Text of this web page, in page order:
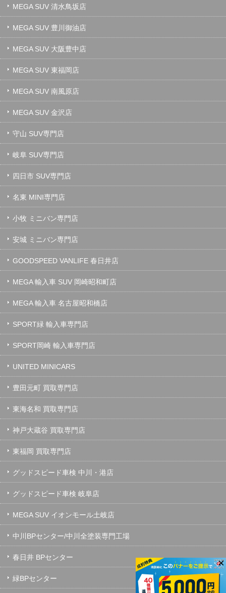
MEGA SUV 清水鳥坂店
MEGA SUV 豊川御油店
MEGA SUV 大阪豊中店
MEGA SUV 東福岡店
MEGA SUV 南風原店
MEGA SUV 金沢店
守山 SUV専門店
岐阜 SUV専門店
四日市 SUV専門店
名東 MINI専門店
小牧 ミニバン専門店
安城 ミニバン専門店
GOODSPEED VANLIFE 春日井店
MEGA 輸入車 SUV 岡崎昭和町店
MEGA 輸入車 名古屋昭和橋店
SPORT緑 輸入車専門店
SPORT岡崎 輸入車専門店
UNITED MINICARS
豊田元町 買取専門店
東海名和 買取専門店
神戸大蔵谷 買取専門店
東福岡 買取専門店
グッドスピード車検 中川・港店
グッドスピード車検 岐阜店
MEGA SUV イオンモール土岐店
中川BPセンター/中川全塗装専門工場
春日井 BPセンター
緑BPセンター
×